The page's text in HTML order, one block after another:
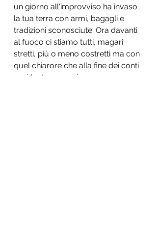
un giorno all'improvviso ha invaso
la tua terra con armi, bagagli e
tradizioni sconosciute. Ora davanti
al fuoco ci stiamo tutti, magari
stretti, più o meno costretti ma con
quel chiarore che alla fine dei conti
così lontano non è.